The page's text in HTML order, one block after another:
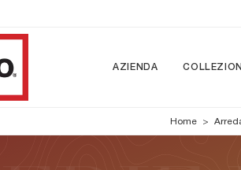
AZIENDA COLLEZIONI
Home >